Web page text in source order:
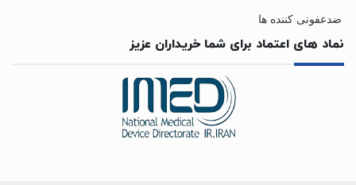
ضدعفونی کننده ها
نماد های اعتماد برای شما خریداران عزیز